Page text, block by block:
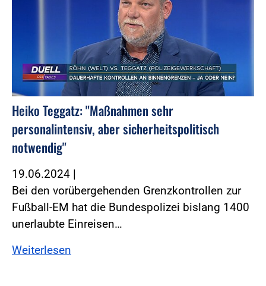
Heiko Teggatz: "Maßnahmen sehr
personalintensiv, aber sicherheitspolitisch
notwendig"
19.06.2024 |
Bei den vorübergehenden Grenzkontrollen zur
Fußball-EM hat die Bundespolizei bislang 1400
unerlaubte Einreisen…
Weiterlesen